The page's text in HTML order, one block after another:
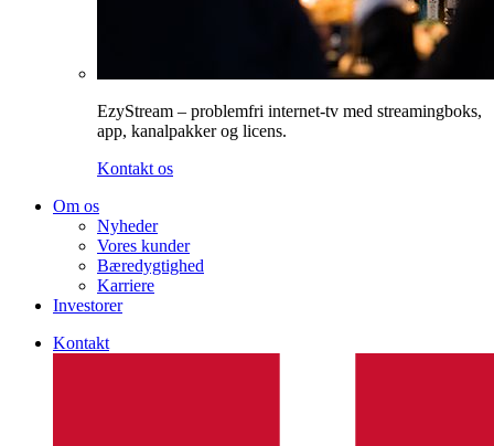
EzyStream – problemfri internet-tv med streamingboks,
app, kanalpakker og licens.
Kontakt os
Om os
Nyheder
Vores kunder
Bæredygtighed
Karriere
Investorer
Kontakt